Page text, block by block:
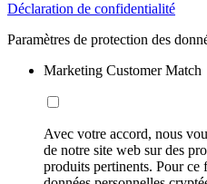
Déclaration de confidentialité
Paramètres de protection des
Marketing Customer Match
Avec votre accord, nous
de notre site web sur des
produits pertinents. Pour ce